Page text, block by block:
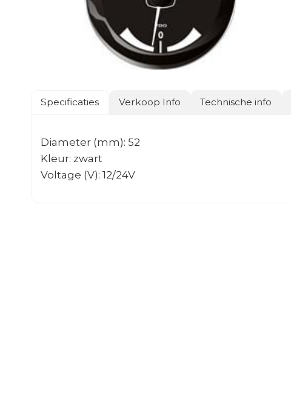
Specificaties Verkoop Info Technische info
Diameter (mm): 52
Kleur: zwart
Voltage (V): 12/24V